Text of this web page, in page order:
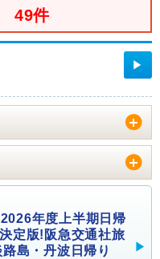
49件
▶
年度上半期日帰
定版!阪急交通社旅
島・丹波日帰り